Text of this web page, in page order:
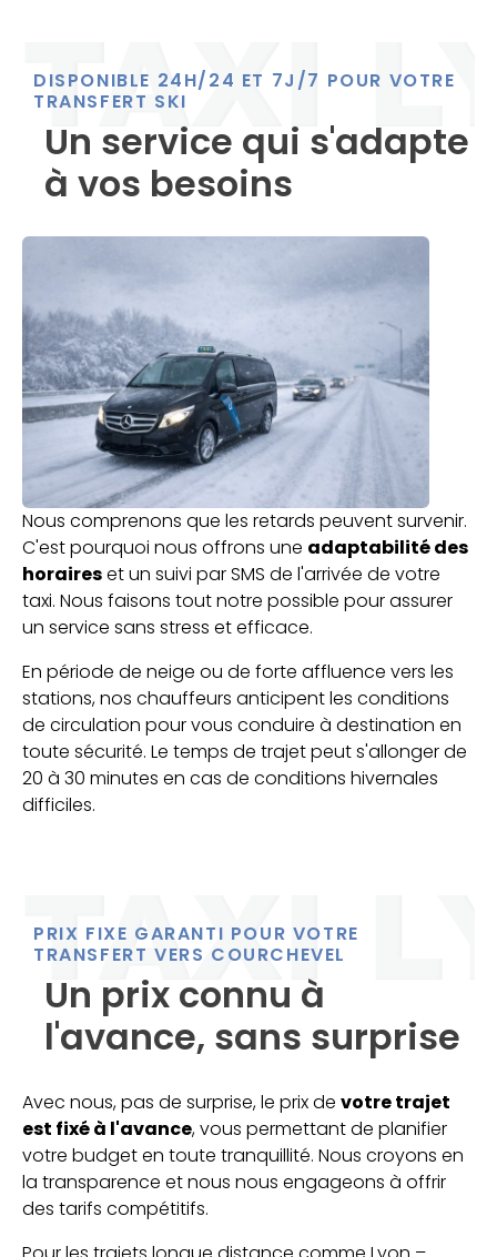
DISPONIBLE 24H/24 ET 7J/7 POUR VOTRE
TRANSFERT SKI
Un service qui s'adapte
à vos besoins
Nous comprenons que les retards peuvent survenir.
C'est pourquoi nous offrons une adaptabilité des
horaireset un suivi par SMS de l'arrivée de votre
taxi. Nous faisons tout notre possible pour assurer
un service sans stress et efficace.
En période de neige ou de forte affluence vers les
stations, nos chauffeurs anticipent les conditions
de circulation pour vous conduire à destination en
toute sécurité. Le temps de trajet peut s'allonger de
20 à 30 minutes en cas de conditions hivernales
difficiles.
PRIX FIXE GARANTI POUR VOTRE
TRANSFERT VERS COURCHEVEL
Un prix connu à
l'avance, sans surprise
Avec nous, pas de surprise, le prix de votre trajet
est fixé à l'avance, vous permettant de planifier
votre budget en toute tranquillité. Nous croyons en
la transparence et nous nous engageons à offrir
des tarifs compétitifs.